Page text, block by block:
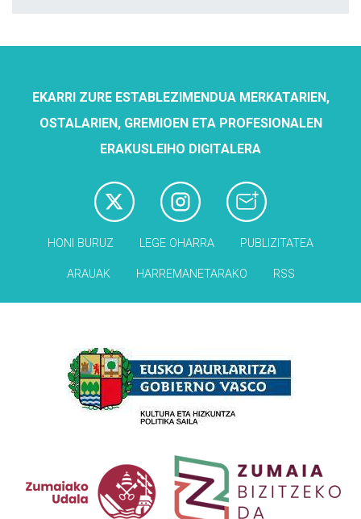
EKARRI ZURE ESTABLEZIMENDUA MERKATARIEN,
OSTALARIEN, GREMIOEN ETA PROFESIONALEN
ERAKUSLEIHO DIGITALERA
HONI BURUZ LEGE OHARRA PUBLIZITATEA
ARAUAK HARREMANETARAKO RSS